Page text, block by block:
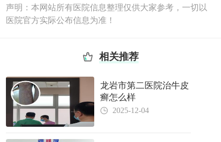
声明：本网站所有医院信息整理仅供大家参考，一切以
医院官方实际公布信息为准！
相关推荐
龙岩市第二医院治牛皮
癣怎么样
2025-12-04